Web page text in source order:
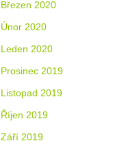
Březen 2020
Únor 2020
Leden 2020
Prosinec 2019
Listopad 2019
Říjen 2019
Září 2019